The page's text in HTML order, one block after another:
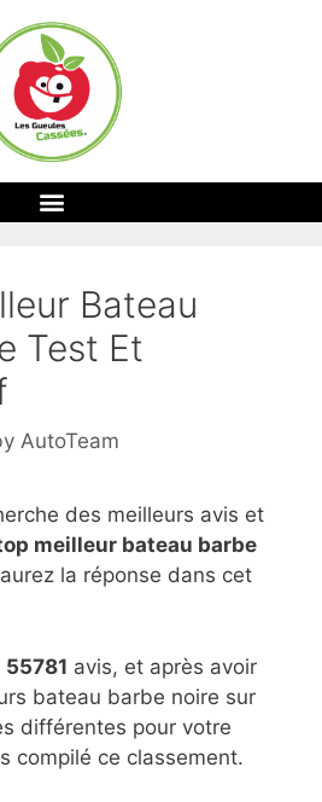
Bateau
Test Et
AutoTeam
des meilleurs avis et
meilleur bateau barbe
la réponse dans cet
55781 avis, et après avoir
bateau barbe noire sur
différentes pour votre
compilé ce classement.